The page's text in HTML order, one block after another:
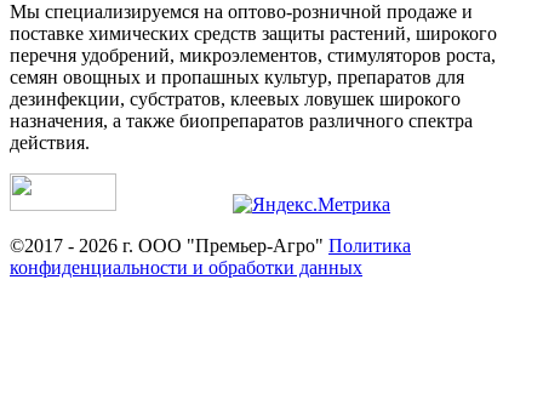
Мы специализируемся на оптово-розничной продаже и
поставке химических средств защиты растений, широкого
перечня удобрений, микроэлементов, стимуляторов роста,
семян овощных и пропашных культур, препаратов для
дезинфекции, субстратов, клеевых ловушек широкого
назначения, а также биопрепаратов различного спектра
действия.
©2017 - 2026 г. ООО "Премьер-Агро" Политика
конфиденциальности и обработки данных